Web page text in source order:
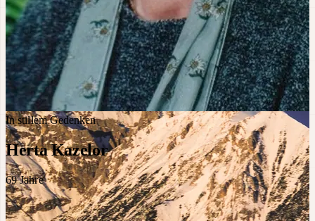
In stillem Gedenken
Herta Kazelor
69Jahre